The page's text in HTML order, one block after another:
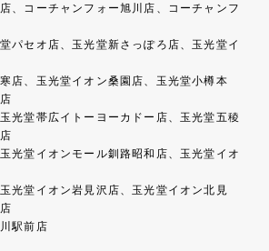
、コーチャンフォー旭川店、コーチャンフ
パセオ店、玉光堂新さっぽろ店、玉光堂イ
店、玉光堂イオン桑園店、玉光堂小樽本
光堂帯広イトーヨーカドー店、玉光堂五稜
光堂イオンモール釧路昭和店、玉光堂イオ
光堂イオン岩見沢店、玉光堂イオン北見
駅前店